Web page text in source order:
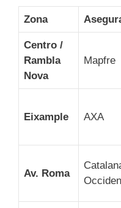
Zona
Centro /
Rambla
Nova
Mapfre
Eixample AXA
Av. Roma